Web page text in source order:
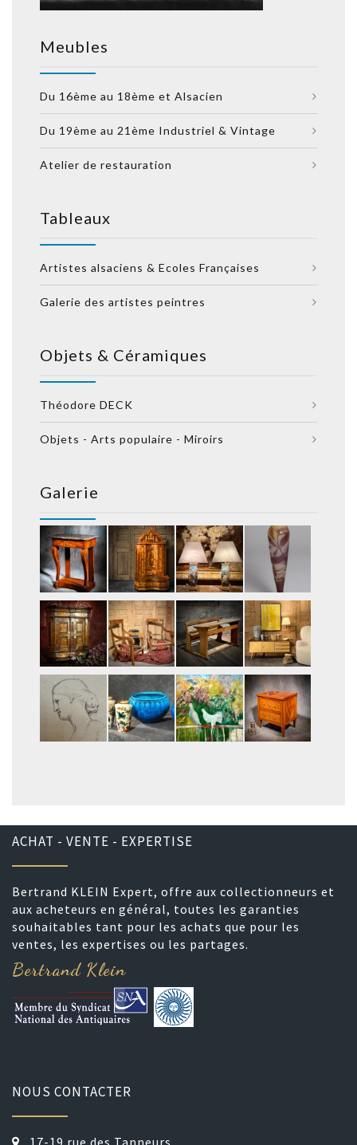
Meubles
Du 16ème au 18ème et Alsacien
Du 19ème au 21ème Industriel & Vintage
Atelier de restauration
Tableaux
Artistes alsaciens & Ecoles Françaises
Galerie des artistes peintres
Objets & Céramiques
Théodore DECK
Objets - Arts populaire - Miroirs
Galerie
ACHAT - VENTE - EXPERTISE
Bertrand KLEIN Expert, offre aux collectionneurs et
aux acheteurs en général, toutes les garanties
souhaitables tant pour les achats que pour les
ventes, les expertises ou les partages.
Bertrand Klein
NOUS CONTACTER
17-19 rue des Tanneurs